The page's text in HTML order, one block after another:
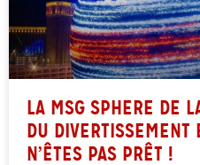
LA MSG SPHERE DE
DU DIVERTISSEMENT
N’ÊTES PAS PRÊT !